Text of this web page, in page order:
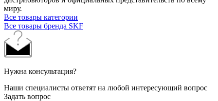
миру.
Все товары категории
Все товары бренда SKF
Нужна консультация?
Наши специалисты ответят на любой интересующий вопрос
Задать вопрос